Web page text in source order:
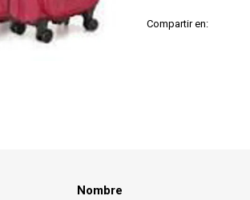
Compartir en:
Nombre